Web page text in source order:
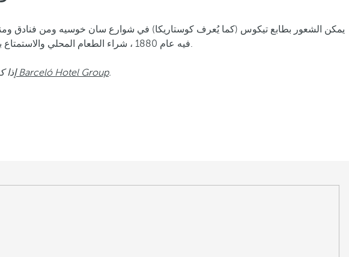
يمكن الشعور بطابع تيكوس (كما يُعرف كوستاريكا) في شوارع سان خوسيه ومن فنادق
فيه عام 1880 ، شراء الطعام المحلي والاستمتاع بفرحة هذه الزاوية من العالم بقدر ما تجلس في أي بار وتذوق كوستاريكا أصيل قهوة. جولة في كوستاريكا في فنجان واحد.
الفنادق الأخرى في كوستاريكا التابعة لمجموعة Barceló Hotel Group.